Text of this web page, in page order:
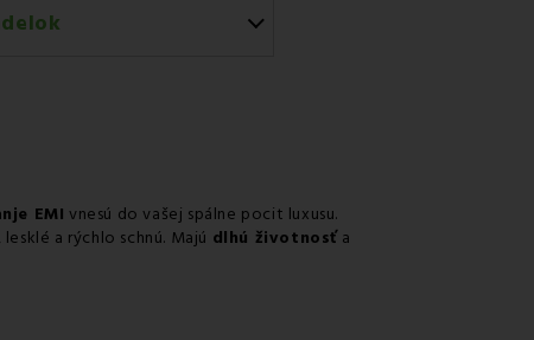
kuriérom na adresu
EMI vnesú do vašej spálne pocit luxusu.
a rýchlo schnú. Majú dlhú životnosťa